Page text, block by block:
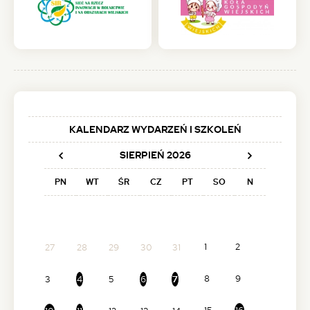
(otwiera
w
(otwiera
w
KALENDARZ WYDARZEŃ I SZKOLEŃ
Poprzedni Następny
SIERPIEŃ 2026
PN WT ŚR CZ PT SO N
27 28 29 30 31 1 2
3 4 5 6 7 8 9